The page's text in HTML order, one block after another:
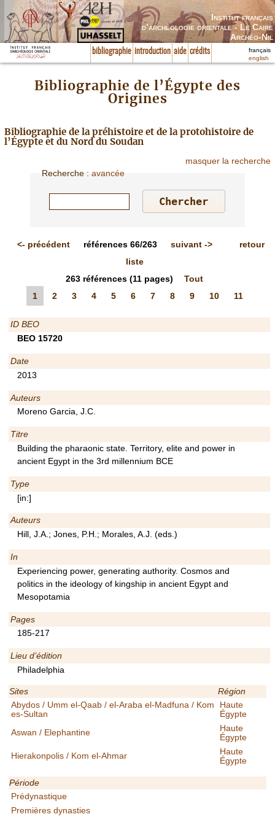
Institut français
d’archéologie orientale - Le Caire
Archéo-Nil
bibliographie introduction aide crédits
français
english
Bibliographie de l’Égypte des
Origines
Bibliographie de la préhistoire et de la protohistoire de
l’Égypte et du Nord du Soudan
masquer la recherche
Recherche :avancée
<- précédent références66/263 suivant->
retour
liste
263 références (11 pages)
Tout
1
2 3 4 5 6 7 8 9 10 11
ID BEO
BEO 15720
Date
2013
Auteurs
Moreno Garcia, J.C.
Titre
Building the pharaonic state. Territory, elite and power in
ancient Egypt in the 3rd millennium BCE
Type
[in:]
Auteurs
Hill, J.A.; Jones, P.H.; Morales, A.J. (eds.)
In
Experiencing power, generating authority. Cosmos and
politics in the ideology of kingship in ancient Egypt and
Mesopotamia
Pages
185-217
Lieu d’édition
Philadelphia
Sites
Région
Abydos / Umm el-Qaab / el-Araba el-Madfuna / Kom
es-Sultan
Haute
Égypte
Aswan / Elephantine
Haute
Égypte
Hierakonpolis / Kom el-Ahmar
Haute
Égypte
Période
Prédynastique
Premières dynasties